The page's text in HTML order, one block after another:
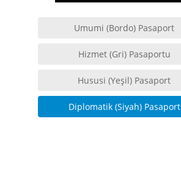
Umumi (Bordo) Pasaport
Hizmet (Gri) Pasaportu
Hususi (Yeşil) Pasaport
Diplomatik (Siyah) Pasaport